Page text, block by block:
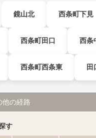
鏡山北 西条町下見
西条町田口 西条
西条町西条東 田
他の経路
す